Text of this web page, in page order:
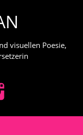
visuellen Poesie,